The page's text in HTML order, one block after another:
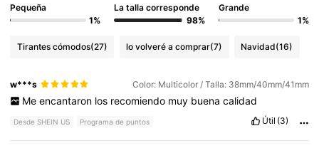
Pequeña
1%
La talla corresponde
98%
Grande
1%
Tirantes cómodos(27) lo volveré a comprar(7) Navidad(16)
w***s Color: Multicolor / Talla: 38mm/40mm/41mm
Me encantaron los recomiendo muy buena calidad
Desde SHEIN US Programa de puntos Útil (3)